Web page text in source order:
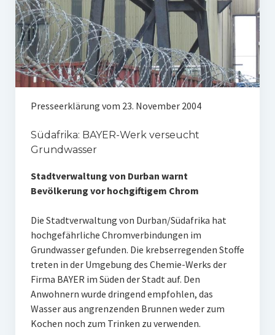
Presseerklärung vom 23. November 2004
Südafrika: BAYER-Werk verseucht
Grundwasser
Stadtverwaltung von Durban warnt
Bevölkerung vor hochgiftigem Chrom
Die Stadtverwaltung von Durban/Südafrika hat
hochgefährliche Chromverbindungen im
Grundwasser gefunden. Die krebserregenden Stoffe
treten in der Umgebung des Chemie-Werks der
Firma BAYER im Süden der Stadt auf. Den
Anwohnern wurde dringend empfohlen, das
Wasser aus angrenzenden Brunnen weder zum
Kochen noch zum Trinken zu verwenden.